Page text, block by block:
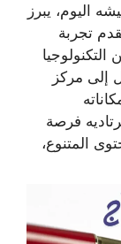
اليوم، يبرز
تجربة
إلى مركز
فرصة
المتنوع،